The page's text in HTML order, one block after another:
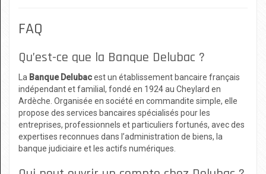
FAQ
Qu’est-ce que la Banque Delubac ?
La Banque Delubacest un établissement bancaire français
indépendant et familial, fondé en 1924 au Cheylard en
Ardèche. Organisée en société en commandite simple, elle
propose des services bancaires spécialisés pour les
entreprises, professionnels et particuliers fortunés, avec des
expertises reconnues dans l’administration de biens, la
banque judiciaire et les actifs numériques.